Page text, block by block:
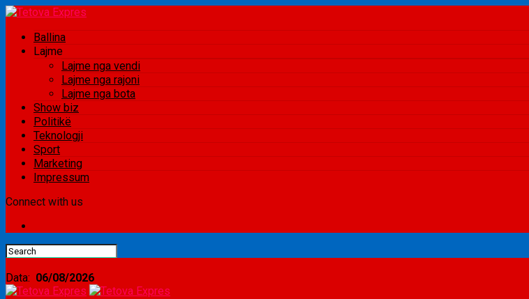
Ballina
Lajme
Lajme nga vendi
Lajme nga rajoni
Lajme nga bota
Show biz
Politikë
Teknologji
Sport
Marketing
Impressum
Connect with us
Data: 06/08/2026